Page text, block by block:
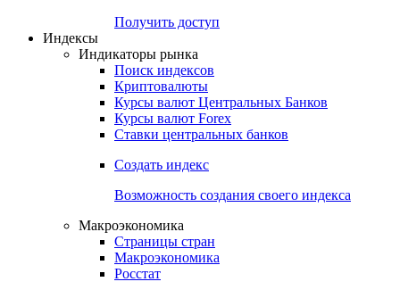
Получить доступ
Индексы
Индикаторы рынка
Поиск индексов
Криптовалюты
Курсы валют Центральных Банков
Курсы валют Forex
Ставки центральных банков
Создать индекс
Возможность создания своего индекса
Макроэкономика
Страницы стран
Макроэкономика
Росстат